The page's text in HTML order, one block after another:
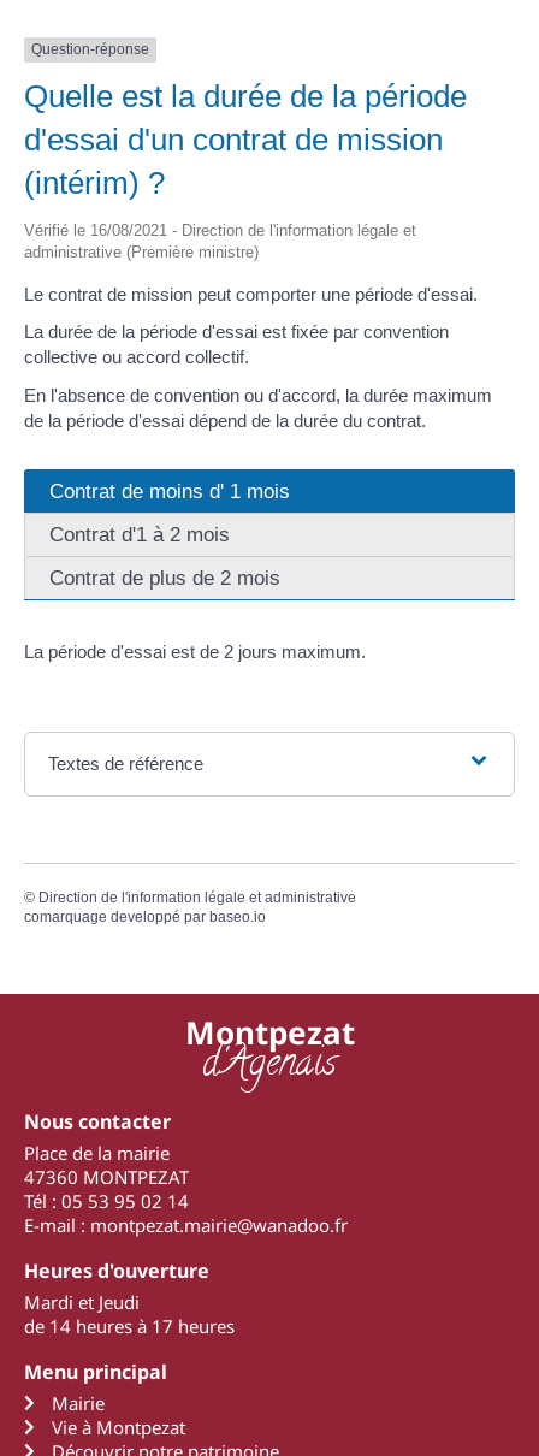
Question-réponse
Quelle est la durée de la période
d'essai d'un contrat de mission
(intérim) ?
Vérifié le 16/08/2021 - Direction de l'information légale et
administrative (Première ministre)
Le contrat de mission peut comporter une période d'essai.
La durée de la période d'essai est fixée par convention
collective ou accord collectif.
En l'absence de convention ou d'accord, la durée maximum
de la période d'essai dépend de la durée du contrat.
Contrat de moins d' 1 mois
Contrat d'1 à 2 mois
Contrat de plus de 2 mois
La période d'essai est de 2 jours maximum.
Textes de référence
© Direction de l'information légale et administrative
comarquage developpé par baseo.io
Montpezat
d'Agenais
Nous contacter
Place de la mairie
47360 MONTPEZAT
Tél : 05 53 95 02 14
E-mail : montpezat.mairie@wanadoo.fr
Heures d'ouverture
Mardi et Jeudi
de 14 heures à 17 heures
Menu principal
Mairie
Vie à Montpezat